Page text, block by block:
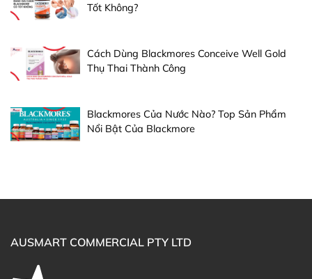
Tốt Không?
Cách Dùng Blackmores Conceive Well Gold
Thụ Thai Thành Công
Blackmores Của Nước Nào? Top Sản Phẩm
Nổi Bật Của Blackmore
AUSMART COMMERCIAL PTY LTD